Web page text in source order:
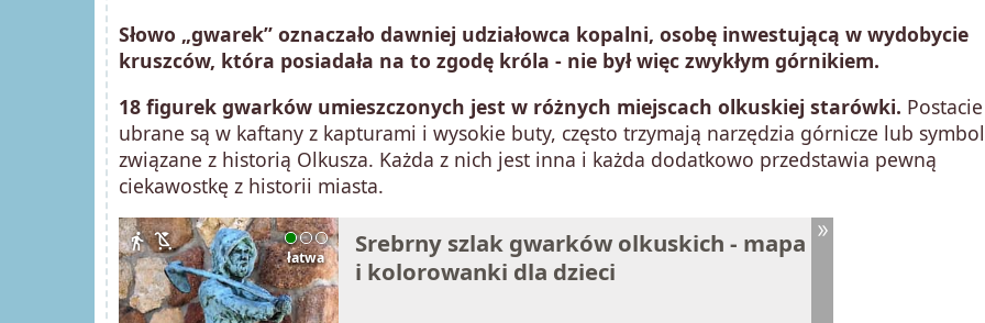
Słowo „gwarek” oznaczało dawniej udziałowca kopalni, osobę inwestującą w wydobycie
kruszców, która posiadała na to zgodę króla - nie był więc zwykłym górnikiem.
18 figurek gwarków umieszczonych jest w różnych miejscach olkuskiej starówki. Postacie
ubrane są w kaftany z kapturami i wysokie buty, często trzymają narzędzia górnicze lub
związane z historią Olkusza. Każda z nich jest inna i każda dodatkowo przedstawia pewną
ciekawostkę z historii miasta.
łatwa
directions_walk child_friendly
Srebrny szlak gwarków olkuskich - mapa
i kolorowanki dla dzieci